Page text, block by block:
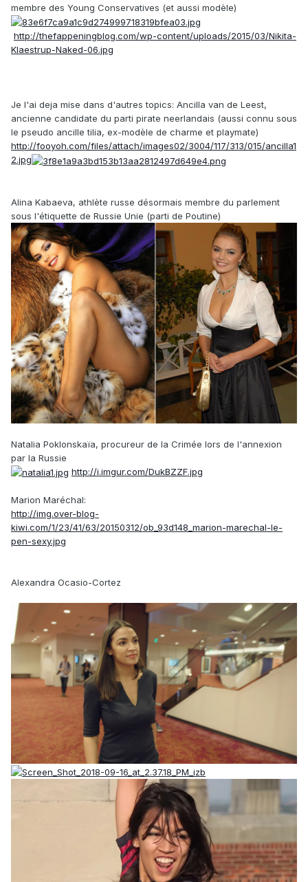
membre des Young Conservatives (et aussi modèle)
http://thefappeningblog.com/wp-content/uploads/2015/03/Nikita-
Klaestrup-Naked-06.jpg
Je l'ai deja mise dans d'autres topics: Ancilla van de Leest,
ancienne candidate du parti pirate neerlandais (aussi connu sous
le pseudo ancille tilia, ex-modèle de charme et playmate)
http://fooyoh.com/files/attach/images02/3004/117/313/015/ancilla1
2.jpg
Alina Kabaeva, athlète russe désormais membre du parlement
sous l'étiquette de Russie Unie (parti de Poutine)
Natalia Poklonskaïa, procureur de la Crimée lors de l'annexion
par la Russie
http://i.imgur.com/DukBZZF.jpg
Marion Maréchal:
http://img.over-blog-
kiwi.com/1/23/41/63/20150312/ob_93d148_marion-marechal-le-
pen-sexy.jpg
Alexandra Ocasio-Cortez